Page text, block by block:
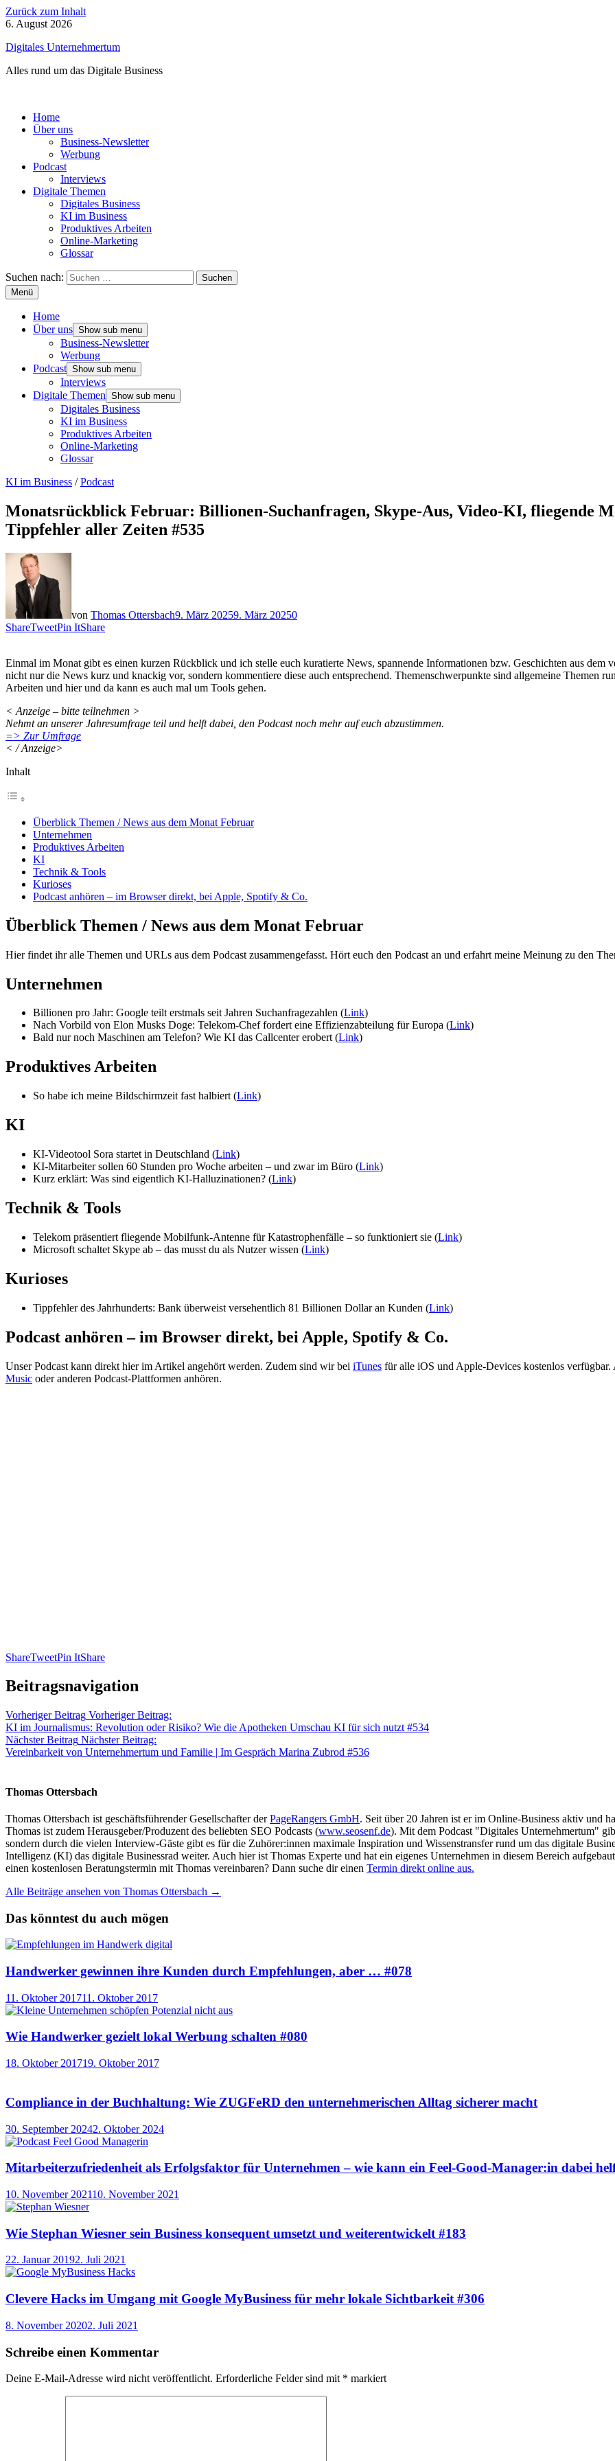
Zurück zum Inhalt
6. August 2026
Digitales Unternehmertum
Alles rund um das Digitale Business
Home
Über uns
Business-Newsletter
Werbung
Podcast
Interviews
Digitale Themen
Digitales Business
KI im Business
Produktives Arbeiten
Online-Marketing
Glossar
Suchen nach:
Menü
Home
Über uns Show sub menu
Business-Newsletter
Werbung
Podcast Show sub menu
Interviews
Digitale Themen Show sub menu
Digitales Business
KI im Business
Produktives Arbeiten
Online-Marketing
Glossar
KI im Business /Podcast
Monatsrückblick Februar: Billionen-Suchanfragen, Skype-Aus, Video-KI, fliegende
Tippfehler aller Zeiten #535
von Thomas Ottersbach9. März 20259. März 20250
ShareTweetPin ItShare
Einmal im Monat gibt es einen kurzen Rückblick und ich stelle euch kuratierte News, spannende Informationen bzw. Geschichten aus dem
nicht nur die News kurz und knackig vor, sondern kommentiere diese auch entsprechend. Themenschwerpunkte sind allgemeine Themen
Arbeiten und hier und da kann es auch mal um Tools gehen.
< Anzeige – bitte teilnehmen >
Nehmt an unserer Jahresumfrage teil und helft dabei, den Podcast noch mehr auf euch abzustimmen.
=> Zur Umfrage
< / Anzeige>
Inhalt
Überblick Themen / News aus dem Monat Februar
Unternehmen
Produktives Arbeiten
KI
Technik & Tools
Kurioses
Podcast anhören – im Browser direkt, bei Apple, Spotify & Co.
Überblick Themen / News aus dem Monat Februar
Hier findet ihr alle Themen und URLs aus dem Podcast zusammengefasst. Hört euch den Podcast an und erfahrt meine Meinung zu den
Unternehmen
Billionen pro Jahr: Google teilt erstmals seit Jahren Suchanfragezahlen (Link)
Nach Vorbild von Elon Musks Doge: Telekom-Chef fordert eine Effizienzabteilung für Europa (Link)
Bald nur noch Maschinen am Telefon? Wie KI das Callcenter erobert (Link)
Produktives Arbeiten
So habe ich meine Bildschirmzeit fast halbiert (Link)
KI
KI-Videotool Sora startet in Deutschland (Link)
KI-Mitarbeiter sollen 60 Stunden pro Woche arbeiten – und zwar im Büro (Link)
Kurz erklärt: Was sind eigentlich KI-Halluzinationen? (Link)
Technik & Tools
Telekom präsentiert fliegende Mobilfunk-Antenne für Katastrophenfälle – so funktioniert sie (Link)
Microsoft schaltet Skype ab – das musst du als Nutzer wissen (Link)
Kurioses
Tippfehler des Jahrhunderts: Bank überweist versehentlich 81 Billionen Dollar an Kunden (Link)
Podcast anhören – im Browser direkt, bei Apple, Spotify & Co.
Unser Podcast kann direkt hier im Artikel angehört werden. Zudem sind wir bei iTunes für alle iOS und Apple-Devices kostenlos verfügbar.
Music oder anderen Podcast-Plattformen anhören.
ShareTweetPin ItShare
Beitragsnavigation
Vorheriger Beitrag Vorheriger Beitrag:
KI im Journalismus: Revolution oder Risiko? Wie die Apotheken Umschau KI für sich nutzt #534
Nächster Beitrag Nächster Beitrag:
Vereinbarkeit von Unternehmertum und Familie | Im Gespräch Marina Zubrod #536
Thomas Ottersbach
Thomas Ottersbach ist geschäftsführender Gesellschafter derPageRangers GmbH. Seit über 20 Jahren ist er im Online-Business aktiv und
Thomas ist zudem Herausgeber/Produzent des beliebten SEO Podcasts (www.seosenf.de). Mit dem Podcast "Digitales Unternehmertum"
sondern durch die vielen Interview-Gäste gibt es für die Zuhörer:innen maximale Inspiration und Wissenstransfer rund um das digitale
Intelligenz (KI) das digitale Businessrad weiter. Auch hier ist Thomas Experte und hat ein eigenes Unternehmen in diesem Bereich
einen kostenlosen Beratungstermin mit Thomas vereinbaren? Dann suche dir einen Termin direkt online aus.
Alle Beiträge ansehen von Thomas Ottersbach →
Das könntest du auch mögen
Handwerker gewinnen ihre Kunden durch Empfehlungen, aber … #078
11. Oktober 201711. Oktober 2017
Wie Handwerker gezielt lokal Werbung schalten #080
18. Oktober 201719. Oktober 2017
Compliance in der Buchhaltung: Wie ZUGFeRD den unternehmerischen Alltag sicherer macht
30. September 20242. Oktober 2024
Mitarbeiterzufriedenheit als Erfolgsfaktor für Unternehmen – wie kann ein Feel-Good-Manager:in dabei
10. November 202110. November 2021
Wie Stephan Wiesner sein Business konsequent umsetzt und weiterentwickelt #183
22. Januar 20192. Juli 2021
Clevere Hacks im Umgang mit Google MyBusiness für mehr lokale Sichtbarkeit #306
8. November 20202. Juli 2021
Schreibe einen Kommentar
Deine E-Mail-Adresse wird nicht veröffentlicht. Erforderliche Felder sind mit * markiert